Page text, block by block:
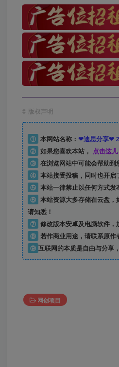
© 版权声明
① 本网站名称： ❤迪思分享❤
② 如果您喜欢本站， 点击这儿
③ 在浏览网站中可能会帮助到
④ 本站接受投稿，同时也开启
⑤ 本站一律禁止以任何方式
⑥ 本站资源大多存储在云盘，
请知悉！
⑦ 修改版本安卓及电脑软件，
⑧ 若作商业用途，请联系原作
⑨ 互联网的本质是自由与分享
网创项目